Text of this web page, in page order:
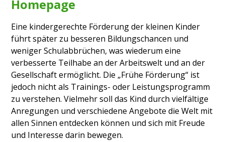
Homepage
Eine kindergerechte Förderungder kleinen Kinder
führt später zu besseren Bildungschancen und
weniger Schulabbrüchen, was wiederum eine
verbesserte Teilhabe an der Arbeitswelt und an der
Gesellschaft ermöglicht. Die „Frühe Förderung“ ist
jedoch nicht als Trainings- oder Leistungsprogramm
zu verstehen. Vielmehr soll das Kind durch vielfältige
Anregungen und verschiedene Angebote die Welt mit
allen Sinnen entdecken können und sich mit Freude
und Interesse darin bewegen.